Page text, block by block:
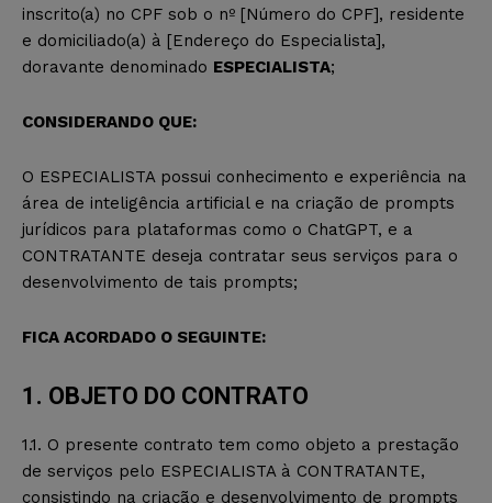
inscrito(a) no CPF sob o nº [Número do CPF], residente
e domiciliado(a) à [Endereço do Especialista],
doravante denominado ESPECIALISTA;
CONSIDERANDO QUE:
O ESPECIALISTA possui conhecimento e experiência na
área de inteligência artificial e na criação de prompts
jurídicos para plataformas como o ChatGPT, e a
CONTRATANTE deseja contratar seus serviços para o
desenvolvimento de tais prompts;
FICA ACORDADO O SEGUINTE:
1. OBJETO DO CONTRATO
1.1. O presente contrato tem como objeto a prestação
de serviços pelo ESPECIALISTA à CONTRATANTE,
consistindo na criação e desenvolvimento de prompts